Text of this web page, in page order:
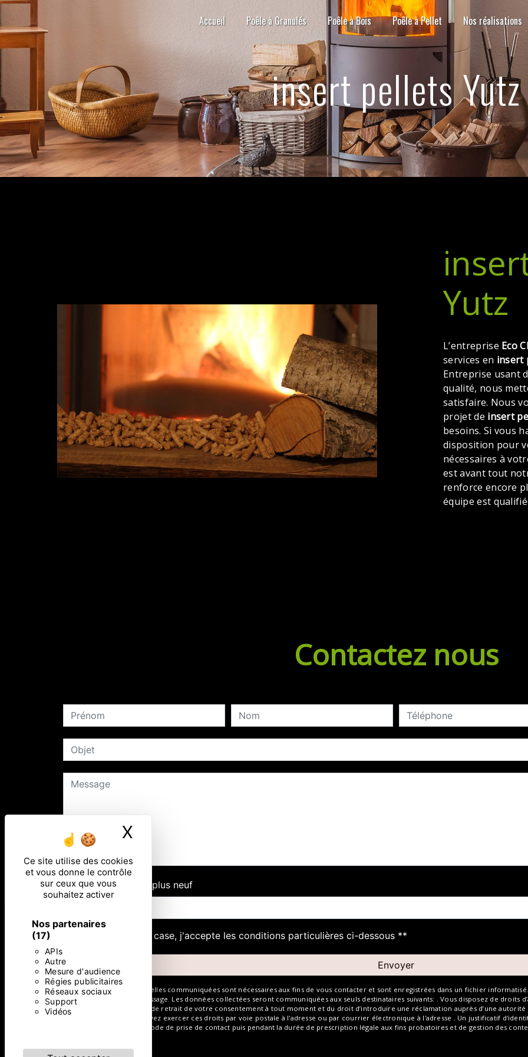
Panneau de gestion des cookies
Ce site utilise des cookies
et vous donne le contrôle
sur ceux que vous
souhaitez activer
Nos partenaires
(17)
APIs
Autre
Mesure d'audience
Régies publicitaires
Réseaux sociaux
Support
Vidéos
X
Accueil Poêle à Granulés Poêle à Bois Poêle à Pellet Nos réalisations
insert pellets Yutz
Yutz
L’entreprise Eco
services en insert
Entreprise usant
qualité, nous
satisfaire. Nous
projet de insert
besoins. Si vous
disposition pour
nécessaires à
est avant tout
renforce encore
équipe est
Contactez nous
Combien font deux plus neuf
En cochant cette case, j'accepte les conditions particulières ci-dessous **
Envoyer
** Les données personnelles communiquées sont nécessaires aux fins de vous contacter et sont enregistrées dans un fichier
de répondre à votre message. Les données collectées seront communiquées aux seuls destinataires suivants: . Vous disposez de droits
limitation, d’opposition, de retrait de votre consentement à tout moment et du droit d’introduire une réclamation auprès d’une
post-mortem. Vous pouvez exercer ces droits par voie postale à l'adresse ou par courrier électronique à l'adresse . Un justificatif
données pendant la période de prise de contact puis pendant la durée de prescription légale aux fins probatoires et de gestion des